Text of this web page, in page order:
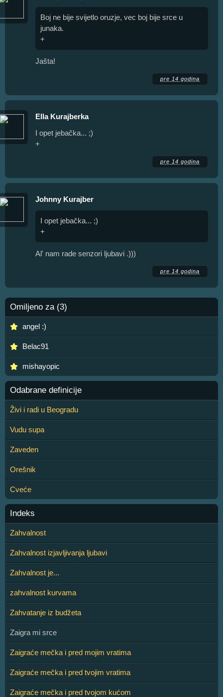
Boj ne bije svijetlo oruzje, vec boj bije srce u
junaka.
+
Jašta!
pre 14 godina
Ella Kurajberka
I opet jebačka... ;)
+
pre 14 godina
Johnny Kurajber
I opet jebačka... ;)
+
Al' nam rade senzori ljubavi .)))
pre 14 godina
Omiljeno za (3)
angel :)
Belac91
mishayopic
Odabrane definicije
Živi i radi u Beogradu
Vudu supa
Zaveden
Orešnik
Cveće
Indeks
Zahvalnost
Zahvalnost izjavljivanja ljubavi
Zahvalnost je...
zahvalnost kurvama
Zahvatanje iz budžeta
Zaigra mi srce
Zaigraće mečka i pred mojim vratima
Zaigraće mečka i pred tvojim vratima
Zaigraće mečka i pred tvojom kućom